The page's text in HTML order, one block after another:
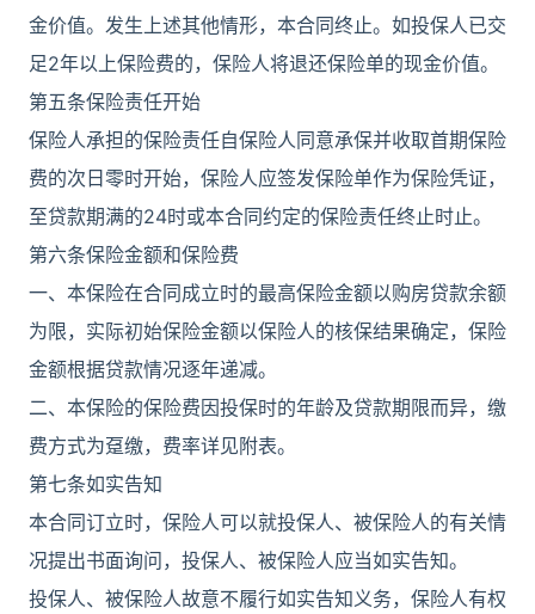
金价值。发生上述其他情形，本合同终止。如投保人已交
足2年以上保险费的，保险人将退还保险单的现金价值。
第五条保险责任开始
保险人承担的保险责任自保险人同意承保并收取首期保险
费的次日零时开始，保险人应签发保险单作为保险凭证，
至贷款期满的24时或本合同约定的保险责任终止时止。
第六条保险金额和保险费
一、本保险在合同成立时的最高保险金额以购房贷款余额
为限，实际初始保险金额以保险人的核保结果确定，保险
金额根据贷款情况逐年递减。
二、本保险的保险费因投保时的年龄及贷款期限而异，缴
费方式为趸缴，费率详见附表。
第七条如实告知
本合同订立时，保险人可以就投保人、被保险人的有关情
况提出书面询问，投保人、被保险人应当如实告知。
投保人、被保险人故意不履行如实告知义务，保险人有权